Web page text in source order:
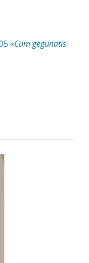
«Cum gegunatis